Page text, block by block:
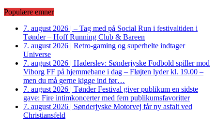
Populære emner
7. august 2026 | – Tag med på Social Run i festivaltiden i
Tønder – Hoff Running Club & Bareen
7. august 2026 | Retro-gaming og superhelte indtager
Universe
7. august 2026 | Haderslev: Sønderjyske Fodbold spiller mod
Viborg FF på hjemmebane i dag – Fløjten lyder kl. 19.00 –
men du må gerne kigge ind før…
7. august 2026 | Tønder Festival giver publikum en sidste
gave: Fire intimkoncerter med fem publikumsfavoritter
7. august 2026 | Sønderjyske Motorvej får ny asfalt ved
Christiansfeld